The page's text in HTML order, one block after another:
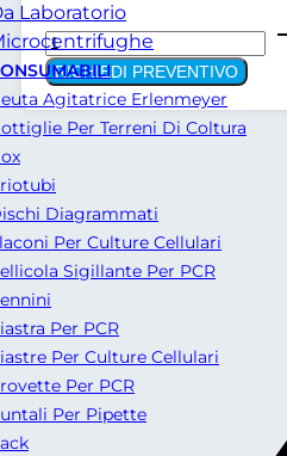
Laboratorio
Agitatrice Erlenmeyer
Per Terreni Di Coltura
Diagrammati
Per Culture Cellulari
Sigillante Per PCR
Per PCR
Per Culture Cellulari
Per PCR
Per Pipette
Frigocongelatore
Liebherr
CUe
3331
RICHIEDI PREVENTIVO